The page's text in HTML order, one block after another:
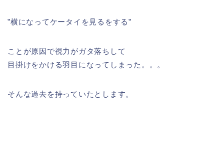
”横になってケータイを見るをする”
ことが原因で視力がガタ落ちして
目掛けをかける羽目になってしまった。。。
そんな過去を持っていたとします。